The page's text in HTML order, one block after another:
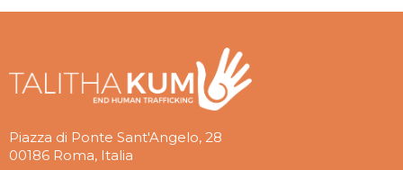
Piazza di Ponte Sant'Angelo, 28
00186 Roma, Italia